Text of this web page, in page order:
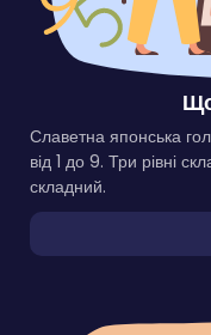
Славетна японська
від 1 до 9. Три рівні
складний.